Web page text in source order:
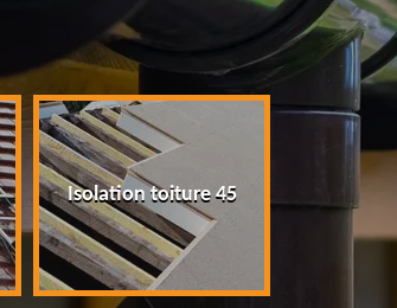
Isolation toiture 45
Peinture tuile et
toiture 45